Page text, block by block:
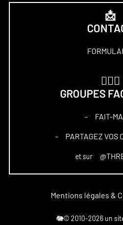
📩
GROUPES
– FAIT-
– PARTAGEZ VOS
et sur
Mentions légales &
🐘© 2010-2026 un